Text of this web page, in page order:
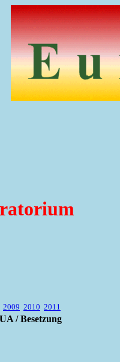
2009 2010 2011
/ Besetzung